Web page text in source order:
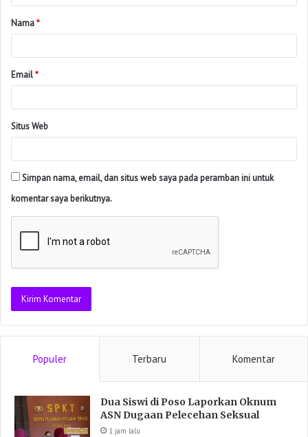
Nama*
Email*
Situs Web
Simpan nama, email, dan situs web saya pada peramban ini untuk
komentar saya berikutnya.
Populer Terbaru Komentar
Dua Siswi di Poso Laporkan Oknum
ASN Dugaan Pelecehan Seksual
1 jam lalu